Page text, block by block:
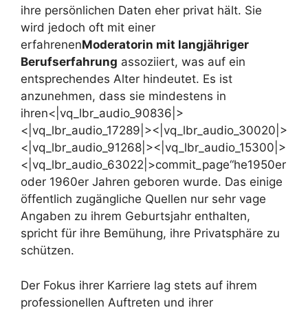
ihre persönlichen Daten eher privat hält. Sie
wird jedoch oft mit einer
erfahrenenModeratorin mit langjähriger
Berufserfahrung assoziiert, was auf ein
entsprechendes Alter hindeutet. Es ist
anzunehmen, dass sie mindestens in
ihren<|vq_lbr_audio_90836|>
<|vq_lbr_audio_17289|><|vq_lbr_audio_30020|>
<|vq_lbr_audio_91268|><|vq_lbr_audio_15300|>
<|vq_lbr_audio_63022|>commit_page“he1950er
oder 1960er Jahren geboren wurde. Das einige
öffentlich zugängliche Quellen nur sehr vage
Angaben zu ihrem Geburtsjahr enthalten,
spricht für ihre Bemühung, ihre Privatsphäre zu
schützen.
Der Fokus ihrer Karriere lag stets auf ihrem
professionellen Auftreten und ihrer